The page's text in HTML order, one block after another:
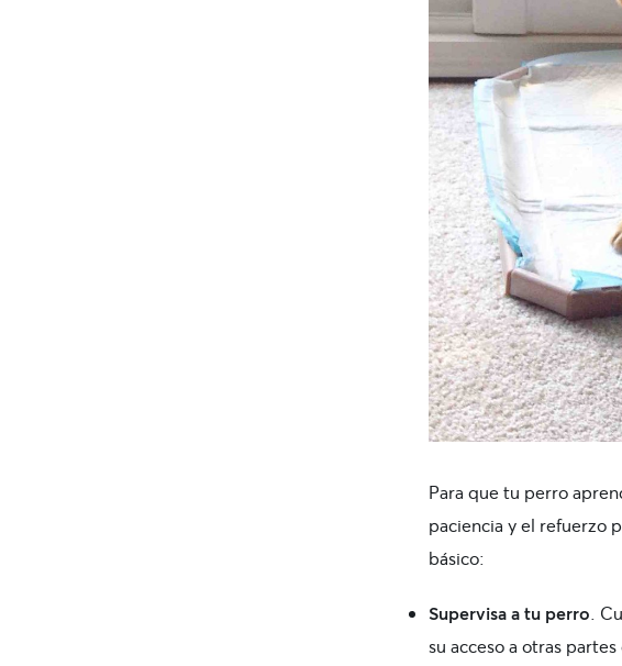
Para que tu perro
paciencia y el refuerzo
básico:
Supervisa a tu perro .
su acceso a otras